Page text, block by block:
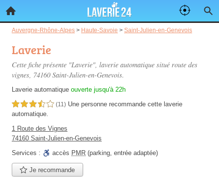
Auvergne-Rhône-Alpes > Haute-Savoie > Saint-Julien-en-Genevois
Laverie
Cette fiche présente "Laverie", laverie automatique situé route des
vignes, 74160 Saint-Julien-en-Genevois.
Laverie automatique ouverte jusqu'à 22h
3,5 étoiles sur 5 (11) Une personne recommande cette laverie
automatique.
1 Route des Vignes
74160 Saint-Julien-en-Genevois
Services :
accès PMR (parking, entrée adaptée)
Je recommande